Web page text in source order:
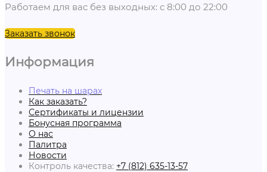
Работаем для вас без выходных: с 8:00 до 22:00
Заказать звонок
Информация
Печать на шарах
Как заказать?
Сертификаты и лицензии
Бонусная программа
О нас
Палитра
Новости
Контроль качества: +7 (812) 635-13-57